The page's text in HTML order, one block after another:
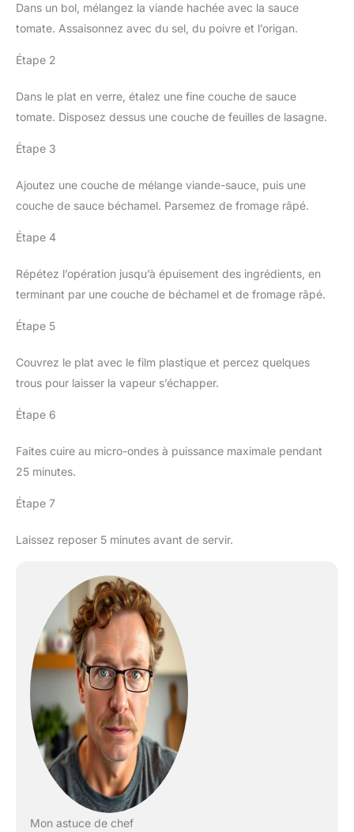
Dans un bol, mélangez la viande hachée avec la sauce
tomate. Assaisonnez avec du sel, du poivre et l’origan.
Étape 2
Dans le plat en verre, étalez une fine couche de sauce
tomate. Disposez dessus une couche de feuilles de lasagne.
Étape 3
Ajoutez une couche de mélange viande-sauce, puis une
couche de sauce béchamel. Parsemez de fromage râpé.
Étape 4
Répétez l’opération jusqu’à épuisement des ingrédients, en
terminant par une couche de béchamel et de fromage râpé.
Étape 5
Couvrez le plat avec le film plastique et percez quelques
trous pour laisser la vapeur s’échapper.
Étape 6
Faites cuire au micro-ondes à puissance maximale pendant
25 minutes.
Étape 7
Laissez reposer 5 minutes avant de servir.
Mon astuce de chef